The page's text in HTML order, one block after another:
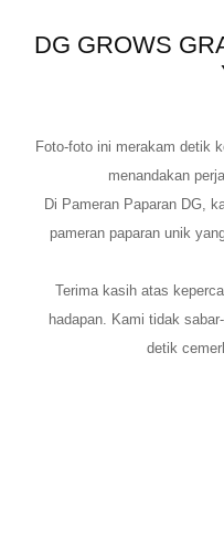
DG GROWS
Foto-foto ini merakam detik
menandakan
Di Pameran Paparan DG,
pameran paparan unik
Terima kasih atas
hadapan. Kami tidak
detik